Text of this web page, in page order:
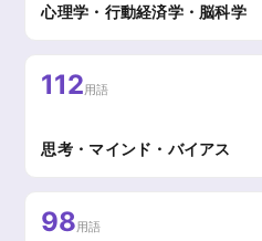
心理学・行動経済学・脳科学
112用語
思考・マインド・バイアス
98用語